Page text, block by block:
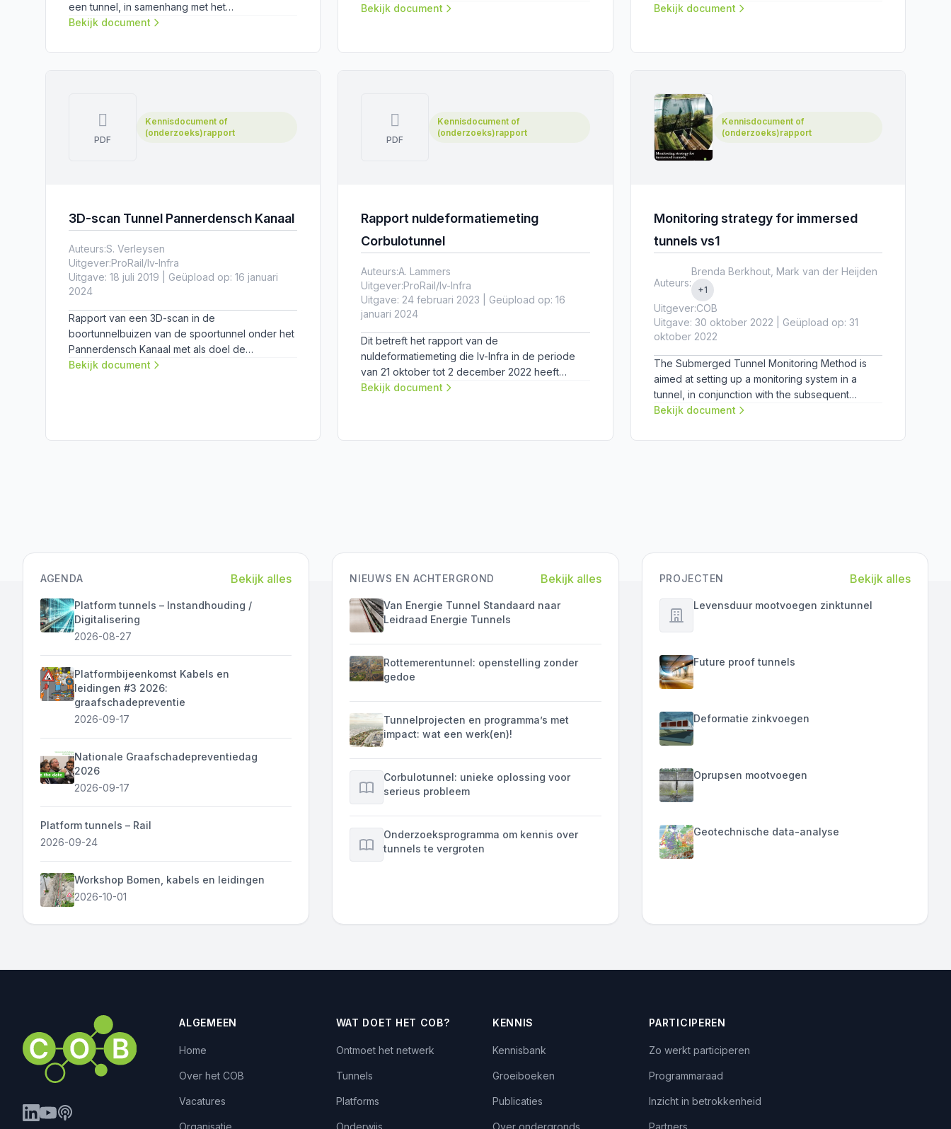
een tunnel, in samenhang met het
daaropvolgende proces van data-analyse,
conditiebepaling van de tunnel en het
worden gemonitord, op welke manier en met
welke frequentie? Daarbij gaat het vooralsnog
om het verzamelen van data voor
Bekijk document
constructie te beoordelen, de mogelijke
Bekijk document
Bekijk document
PDF
Kennisdocument of
(onderzoeks)rapport
3D-scan Tunnel Pannerdensch Kanaal
Auteurs:S. Verleysen
Uitgever:ProRail/Iv-Infra
Uitgave: 18 juli 2019 | Geüpload op: 16 januari
2024
Rapport van een 3D-scan in de
boortunnelbuizen van de spoortunnel onder het
Pannerdensch Kanaal met als doel de
onrondheid en vervormingen te kunnen
Bekijk document
PDF
Kennisdocument of
(onderzoeks)rapport
Rapport nuldeformatiemeting
Corbulotunnel
Auteurs:A. Lammers
Uitgever:ProRail/Iv-Infra
Uitgave: 24 februari 2023 | Geüpload op: 16
januari 2024
Dit betreft het rapport van de
nuldeformatiemeting die Iv-Infra in de periode
van 21 oktober tot 2 december 2022 heeft
uitgevoerd in de Corbulotunnel (RijnlandRoute).
Bekijk document
Kennisdocument of
(onderzoeks)rapport
Monitoring strategy for immersed
tunnels vs1
Auteurs:
Brenda Berkhout, Mark van der Heijden
+1
Uitgever:COB
Uitgave: 30 oktober 2022 | Geüpload op: 31
oktober 2022
The Submerged Tunnel Monitoring Method is
aimed at setting up a monitoring system in a
tunnel, in conjunction with the subsequent
process of data analysis, data interpretation,
predicting future behaviour. The manual is
Bekijk document
AGENDA Bekijk alles
Platform tunnels – Instandhouding /
Digitalisering
2026-08-27
Platformbijeenkomst Kabels en
leidingen #3 2026:
graafschadepreventie
2026-09-17
Nationale Graafschadepreventiedag
2026
2026-09-17
Platform tunnels – Rail
2026-09-24
Workshop Bomen, kabels en leidingen
2026-10-01
NIEUWS EN ACHTERGROND Bekijk alles
Van Energie Tunnel Standaard naar
Leidraad Energie Tunnels
Rottemerentunnel: openstelling zonder
gedoe
Tunnelprojecten en programma’s met
impact: wat een werk(en)!
Corbulotunnel: unieke oplossing voor
serieus probleem
Onderzoeksprogramma om kennis over
tunnels te vergroten
PROJECTEN Bekijk alles
Levensduur mootvoegen zinktunnel
Future proof tunnels
Deformatie zinkvoegen
Oprupsen mootvoegen
Geotechnische data-analyse
ALGEMEEN
Home
Over het COB
Vacatures
Organisatie
WAT DOET HET COB?
Ontmoet het netwerk
Tunnels
Platforms
Onderwijs
KENNIS
Kennisbank
Groeiboeken
Publicaties
Over ondergronds
PARTICIPEREN
Zo werkt participeren
Programmaraad
Inzicht in betrokkenheid
Partners